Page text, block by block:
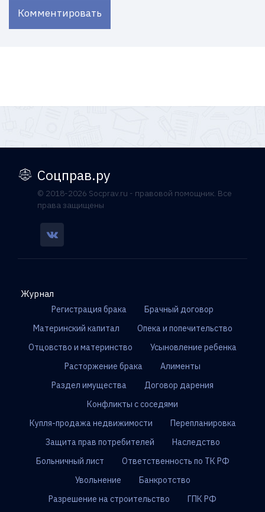
Комментировать
Соцправ.ру
© 2018-2026 Socprav.ru - правовой помощник. Все
права защищены
Журнал
Регистрация брака
Брачный договор
Материнский капитал
Опека и попечительство
Отцовство и материнство
Усыновление ребенка
Расторжение брака
Алименты
Раздел имущества
Договор дарения
Конфликты с соседями
Купля-продажа недвижимости
Перепланировка
Защита прав потребителей
Наследство
Больничный лист
Ответственность по ТК РФ
Увольнение
Банкротство
Разрешение на строительство
ГПК РФ